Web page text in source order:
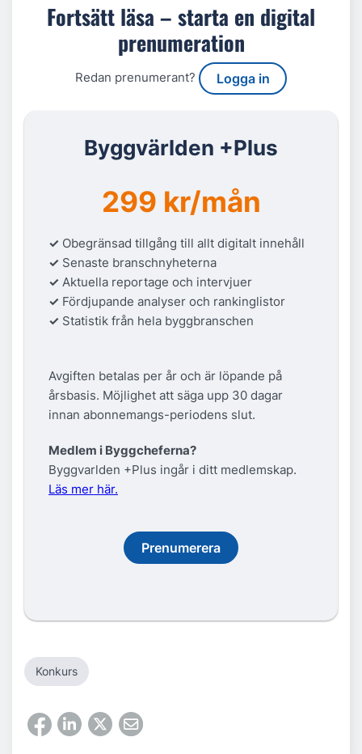
Fortsätt läsa – starta en digital
prenumeration
Redan prenumerant? Logga in
Byggvärlden +Plus
299 kr/mån
✓ Obegränsad tillgång till allt digitalt innehåll
✓ Senaste branschnyheterna
✓ Aktuella reportage och intervjuer
✓ Fördjupande analyser och rankinglistor
✓ Statistik från hela byggbranschen
Avgiften betalas per år och är löpande på
årsbasis. Möjlighet att säga upp 30 dagar
innan abonnemangs-periodens slut.
Medlem i Byggcheferna?
Byggvarlden +Plus ingår i ditt medlemskap.
Läs mer här.
Prenumerera
Konkurs